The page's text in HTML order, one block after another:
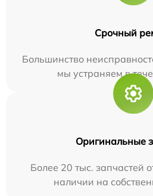
Срочный
Большинство
мы устраняем в
Оригинальные
Более 20 тыс. запчастей
наличии на